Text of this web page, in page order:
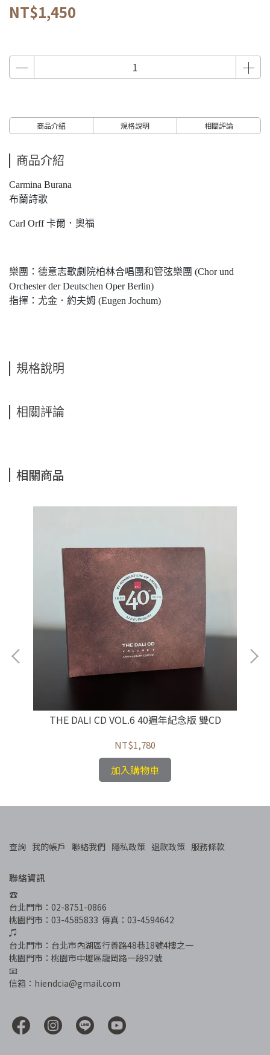
NT$1,450
商品介紹 規格說明 相關評論
商品介紹
Carmina Burana
布蘭詩歌
Carl Orff 卡爾．奧福
樂團：德意志歌劇院柏林合唱團和管弦樂團 (Chor und
Orchester der Deutschen Oper Berlin)
指揮：尤金．約夫姆 (Eugen Jochum)
規格說明
相關評論
相關商品
THE DALI CD VOL.6 40週年紀念版 雙CD
NT$1,780
加入購物車
查詢 我的帳戶 聯絡我們 隱私政策 退款政策 服務條款
聯絡資訊
☎︎
台北門市：02-8751-0866
桃園門市：03-4585833  傳真：03-4594642
♫
台北門市：台北市內湖區行善路48巷18號4樓之一
桃園門市：桃園市中壢區龍岡路一段92號
📧
信箱：hiendcia@gmail.com